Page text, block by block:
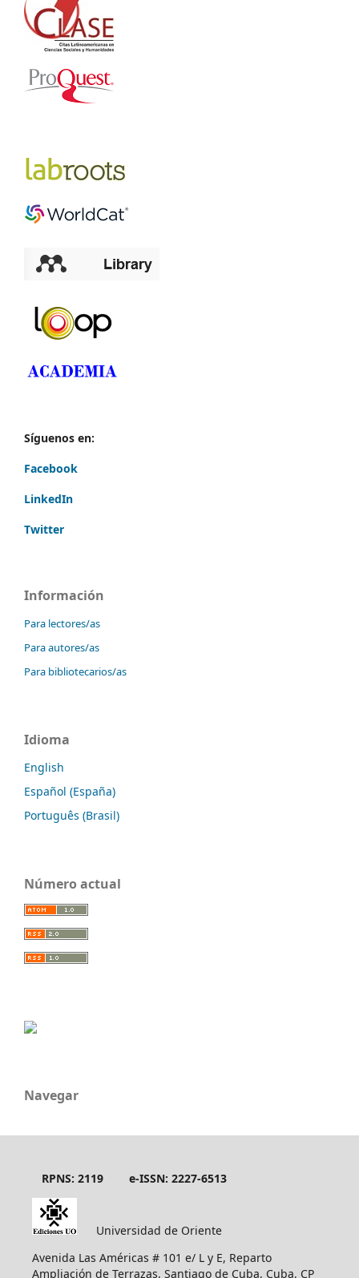
Síguenos en:
Facebook
LinkedIn
Twitter
Información
Para lectores/as
Para autores/as
Para bibliotecarios/as
Idioma
English
Español (España)
Português (Brasil)
Número actual
Navegar
RPNS: 2119 e-ISSN: 2227-6513
Universidad de Oriente
Avenida Las Américas # 101 e/ L y E, Reparto
Ampliación de Terrazas, Santiago de Cuba, Cuba, CP